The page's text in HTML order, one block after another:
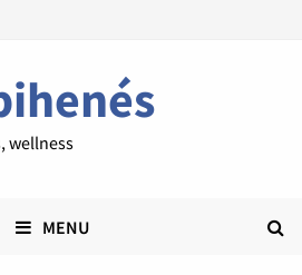
wellness
MENU